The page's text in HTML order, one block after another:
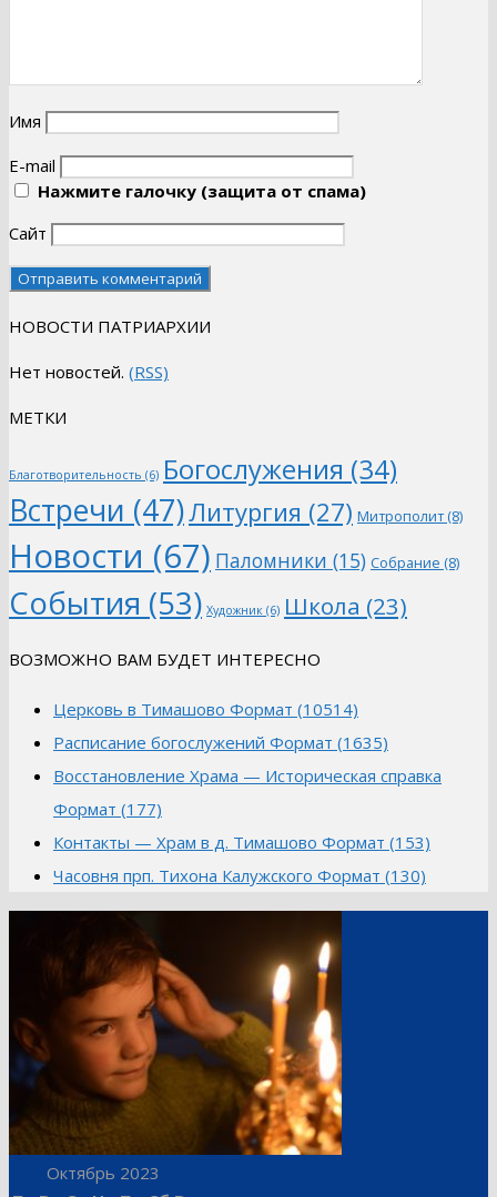
Имя
E-mail
Нажмите галочку (защита от спама)
Сайт
НОВОСТИ ПАТРИАРХИИ
Нет новостей. (RSS)
МЕТКИ
Благотворительность (6) Богослужения (34)
Встречи (47)Литургия (27) Митрополит(8)
Новости (67) Паломники (15) Собрание (8)
События (53) Художник (6) Школа (23)
ВОЗМОЖНО ВАМ БУДЕТ ИНТЕРЕСНО
Церковь в Тимашово Формат (10514)
Расписание богослужений Формат (1635)
Восстановление Храма — Историческая справка
Формат (177)
Контакты — Храм в д. Тимашово Формат (153)
Часовня прп. Тихона Калужского Формат (130)
Октябрь 2023